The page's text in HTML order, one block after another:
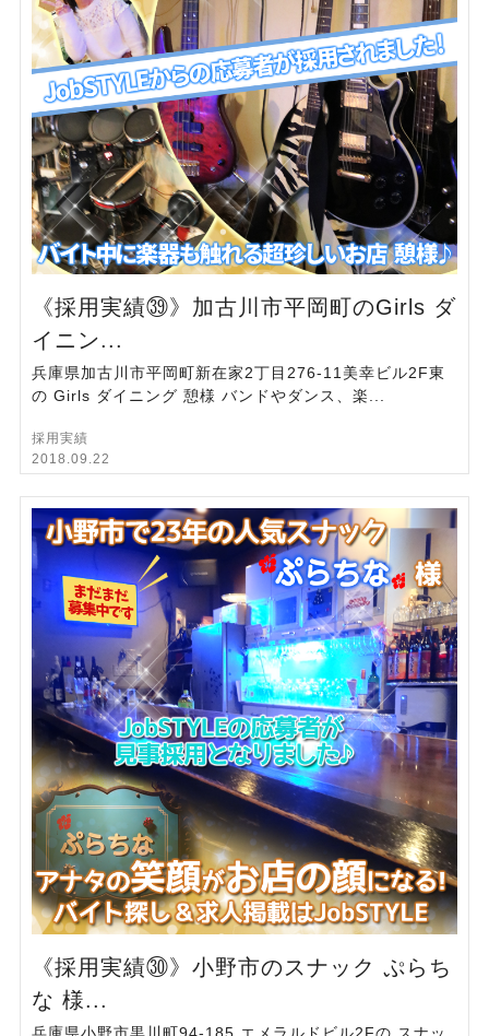
《採用実績㊴》加古川市平岡町のGirls ダ
イニン...
兵庫県加古川市平岡町新在家2丁目276-11美幸ビル2F東
の Girls ダイニング 憩様 バンドやダンス、楽...
採用実績
2018.09.22
《採用実績㉚》小野市のスナック ぷらち
な 様...